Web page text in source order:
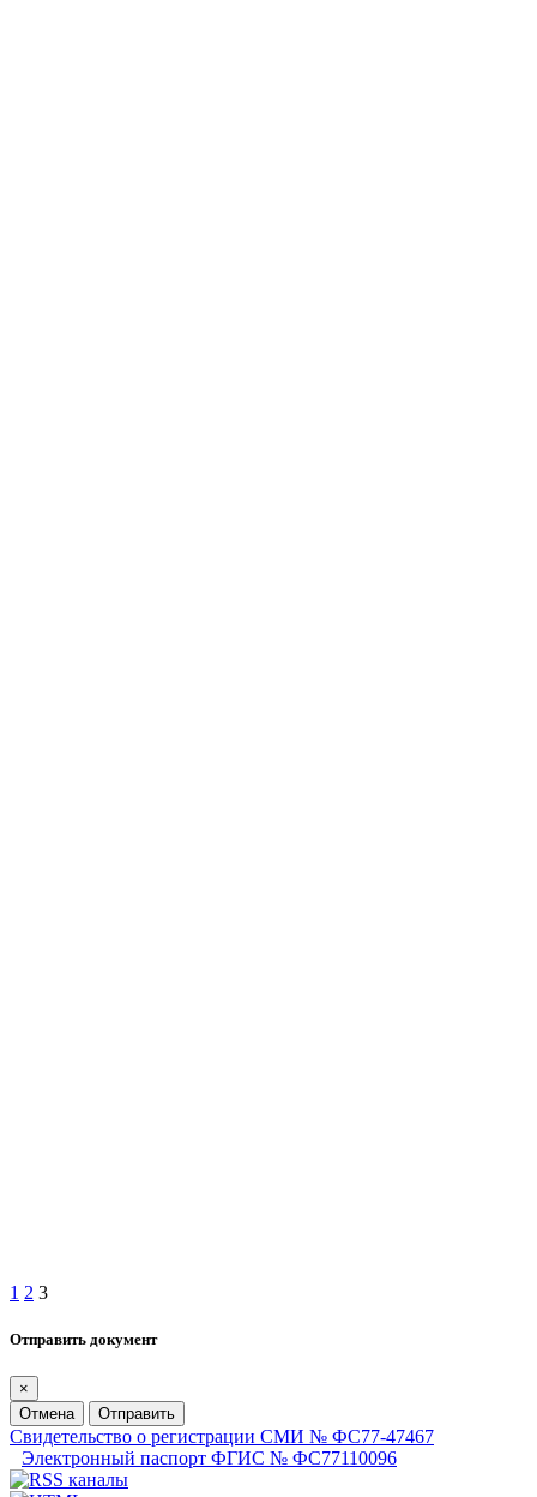
1 2 3
Отправить документ
×
Отмена
Отправить
Свидетельство о регистрации СМИ № ФС77-47467
Электронный паспорт ФГИС № ФС77110096